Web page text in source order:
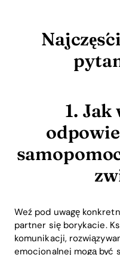
1.
Weź pod uwagę
partner się borykacie.
komunikacji,
emocjonalnej mogą być